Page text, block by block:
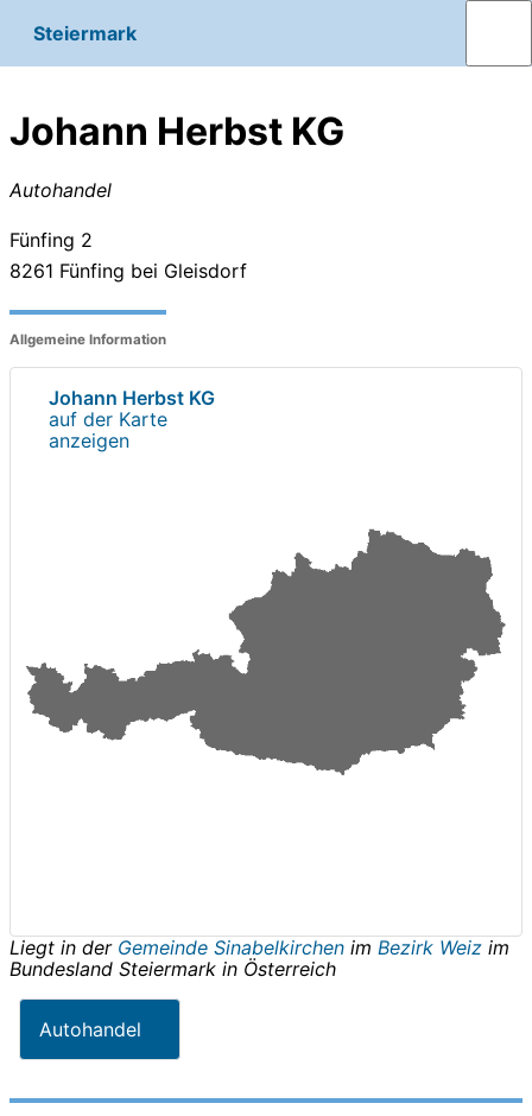
Steiermark
Johann Herbst KG
Autohandel
Fünfing 2
8261 Fünfing bei Gleisdorf
Allgemeine Information
Johann Herbst KG
auf der Karte
anzeigen
Liegt in der Gemeinde Sinabelkirchen im Bezirk Weiz im
Bundesland Steiermark in Österreich
Autohandel